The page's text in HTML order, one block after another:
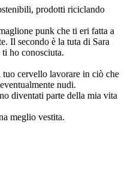
prodotti riciclando
punk che ti eri fatta a
Il secondo è la tuta di Sara
ho conosciuta.
cervello lavorare in ciò che
nudi.
diventati parte della mia vita
meglio vestita.